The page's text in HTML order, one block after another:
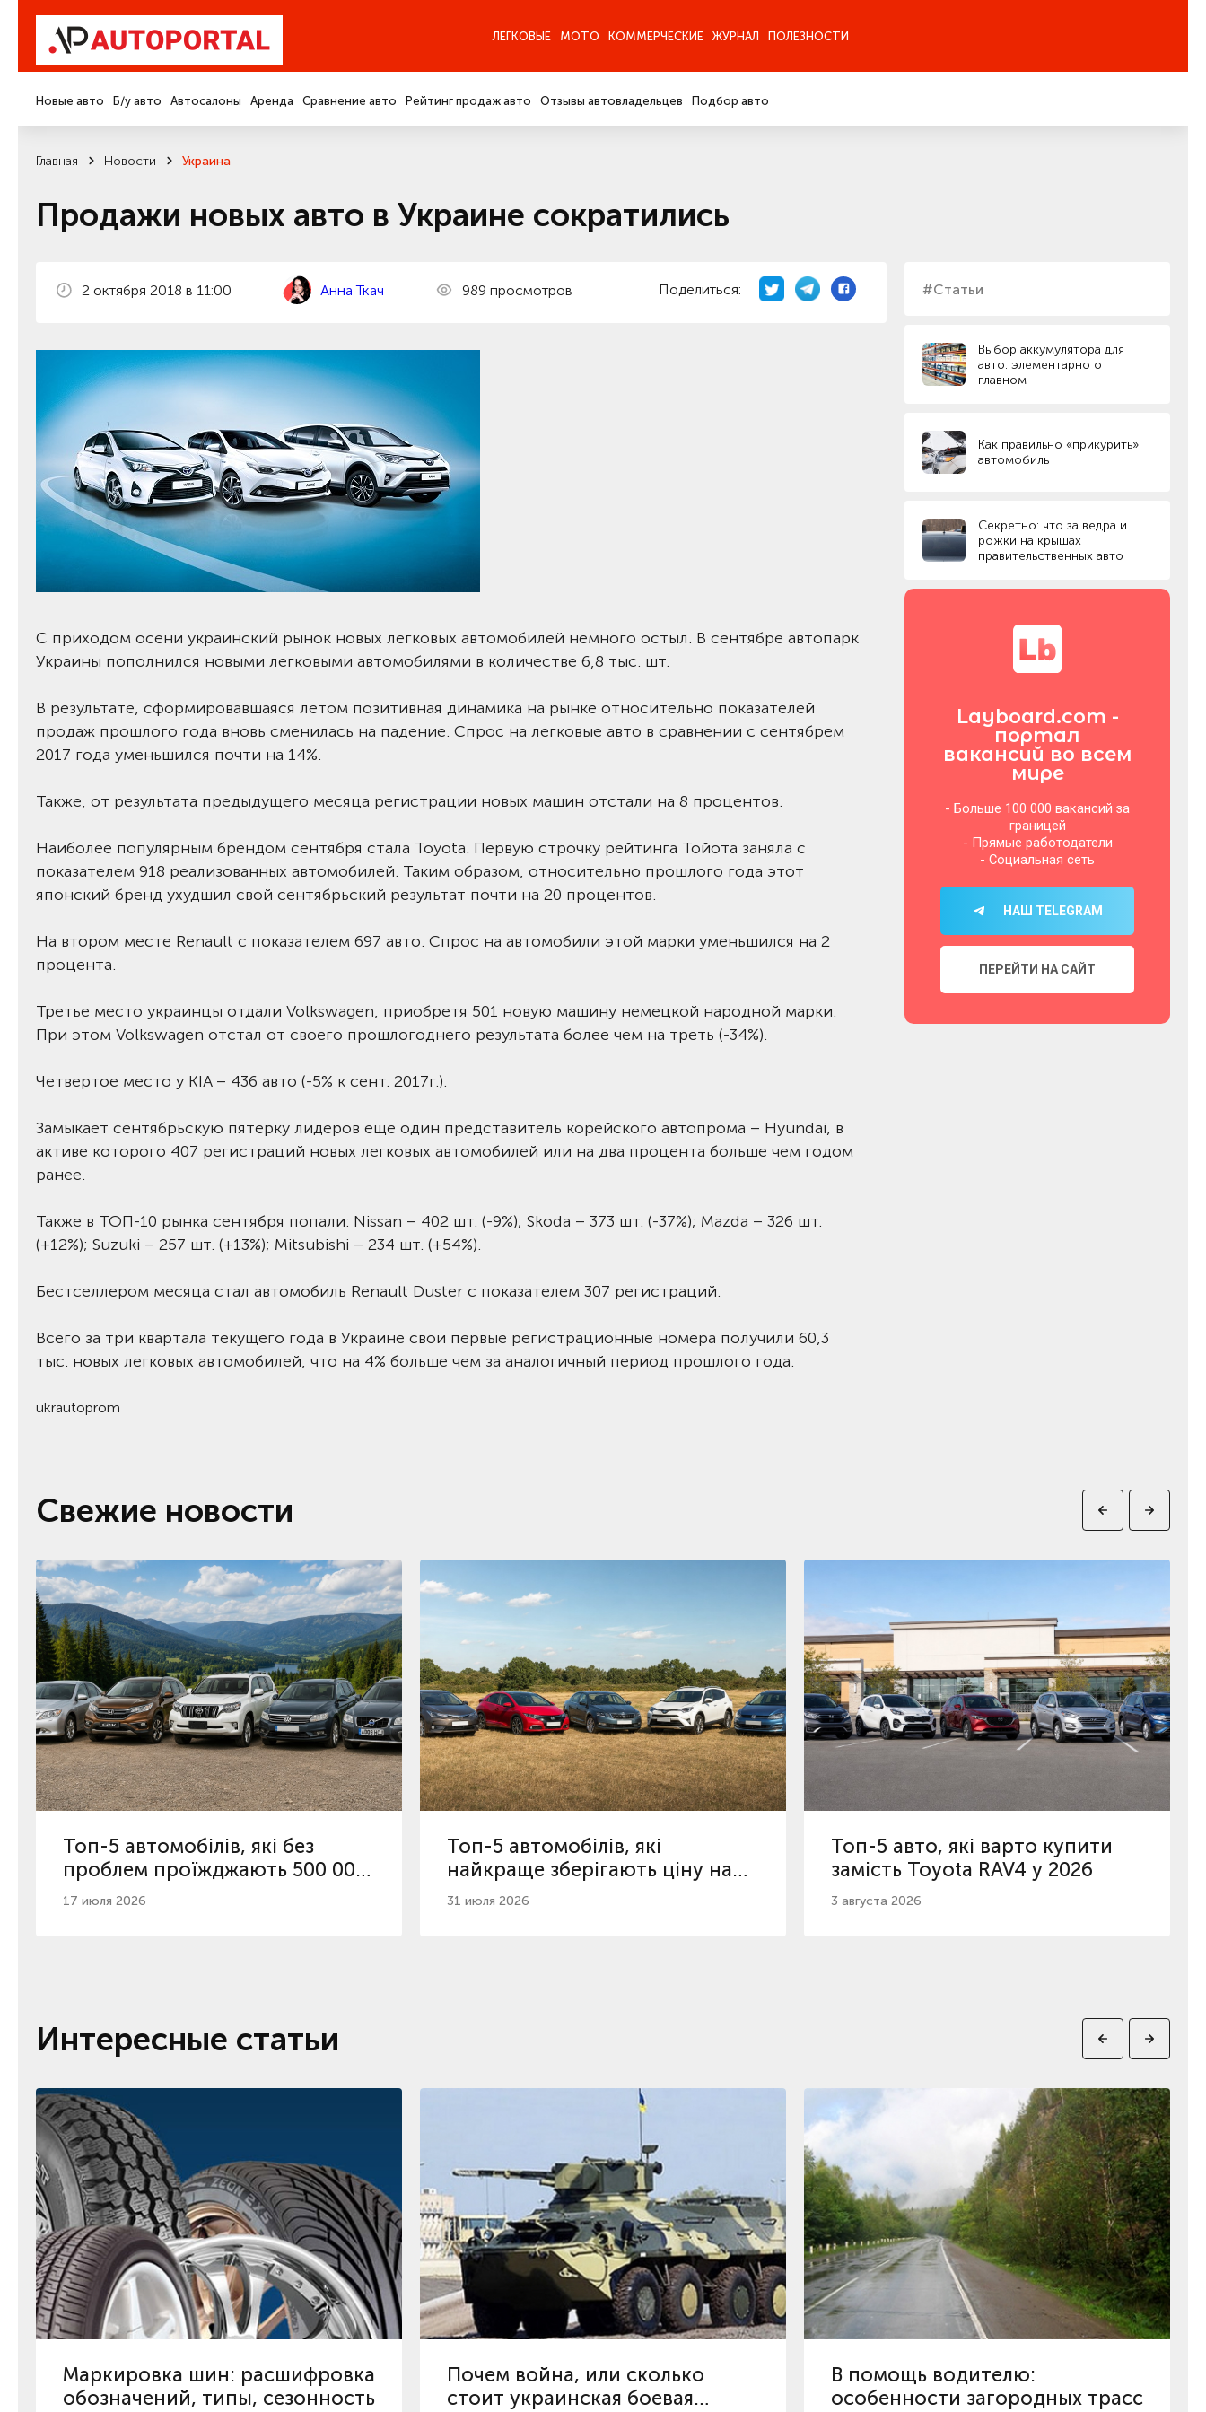
ЛЕГКОВЫЕ МОТО КОММЕРЧЕСКИЕ ЖУРНАЛ ПОЛЕЗНОСТИ
Новые авто Б/у авто Автосалоны Аренда Сравнение авто Рейтинг продаж авто Отзывы автовладельцев Подбор авто
Главная Новости Украина
Продажи новых авто в Украине сократились
#Статьи
Выбор аккумулятора для
авто: элементарно о
главном
Как правильно «прикурить»
автомобиль
Секретно: что за ведра и
рожки на крышах
правительственных авто
Layboard.com -
портал
вакансий во всем
мире
- Больше 100 000 вакансий за
границей
- Прямые работодатели
- Социальная сеть
НАШ TELEGRAM
ПЕРЕЙТИ НА САЙТ
2 октября 2018 в 11:00 Анна Ткач 989 просмотров Поделиться:
С приходом осени украинский рынок новых легковых автомобилей немного остыл. В сентябре автопарк
Украины пополнился новыми легковыми автомобилями в количестве 6,8 тыс. шт.
В результате, сформировавшаяся летом позитивная динамика на рынке относительно показателей
продаж прошлого года вновь сменилась на падение. Спрос на легковые авто в сравнении с сентябрем
2017 года уменьшился почти на 14%.
Также, от результата предыдущего месяца регистрации новых машин отстали на 8 процентов.
Наиболее популярным брендом сентября стала Toyota. Первую строчку рейтинга Тойота заняла с
показателем 918 реализованных автомобилей. Таким образом, относительно прошлого года этот
японский бренд ухудшил свой сентябрьский результат почти на 20 процентов.
На втором месте Renault с показателем 697 авто. Спрос на автомобили этой марки уменьшился на 2
процента.
Третье место украинцы отдали Volkswagen, приобретя 501 новую машину немецкой народной марки.
При этом Volkswagen отстал от своего прошлогоднего результата более чем на треть (-34%).
Четвертое место у KIA – 436 авто (-5% к сент. 2017г.).
Замыкает сентябрьскую пятерку лидеров еще один представитель корейского автопрома – Hyundai, в
активе которого 407 регистраций новых легковых автомобилей или на два процента больше чем годом
ранее.
Также в ТОП-10 рынка сентября попали: Nissan – 402 шт. (-9%); Skoda – 373 шт. (-37%); Mazda – 326 шт.
(+12%); Suzuki – 257 шт. (+13%); Mitsubishi – 234 шт. (+54%).
Бестселлером месяца стал автомобиль Renault Duster c показателем 307 регистраций.
Всего за три квартала текущего года в Украине свои первые регистрационные номера получили 60,3
тыс. новых легковых автомобилей, что на 4% больше чем за аналогичный период прошлого года.
ukrautoprom
Свежие новости
Топ-5 автомобілів, які без
проблем проїжджають 500 000
км в Україні
17 июля 2026
Топ-5 автомобілів, які
найкраще зберігають ціну на
вторинному ринку
31 июля 2026
Топ-5 авто, які варто купити
замість Toyota RAV4 у 2026
3 августа 2026
Интересные статьи
Маркировка шин: расшифровка
обозначений, типы, сезонность
Почем война, или сколько
стоит украинская боевая
В помощь водителю:
особенности загородных трасс